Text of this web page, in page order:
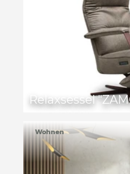
Relaxsessel
Wohnen